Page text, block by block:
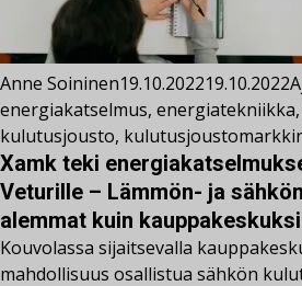
Anne Soininen19.10.202219.10.2022
energiakatselmus, energiatekniikka,
kulutusjousto,
Xamk teki
Veturille – Lämmön- ja
alemmat kuin
Kouvolassa sijaitsevalla
mahdollisuus osallistua sähkön